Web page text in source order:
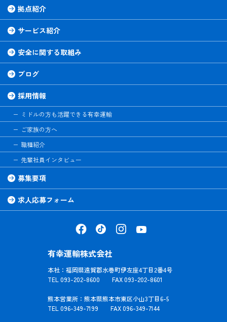
拠点紹介
サービス紹介
安全に関する取組み
ブログ
採用情報
ミドルの方も活躍できる有幸運輸
ご家族の方へ
職種紹介
先輩社員インタビュー
募集要項
求人応募フォーム
有幸運輸株式会社
本社：福岡県遠賀郡水巻町伊左座4丁目2番4号
TEL 093-202-8600 FAX 093-202-8601
熊本営業所：熊本県熊本市東区小山3丁目6-5
TEL 096-349-7199 FAX 096-349-7144